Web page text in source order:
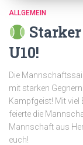
ALLGEMEIN
U10!
Die
mit starken
Kampfgeist! Mit viel
feierte die
Mannschaft aus
euch!